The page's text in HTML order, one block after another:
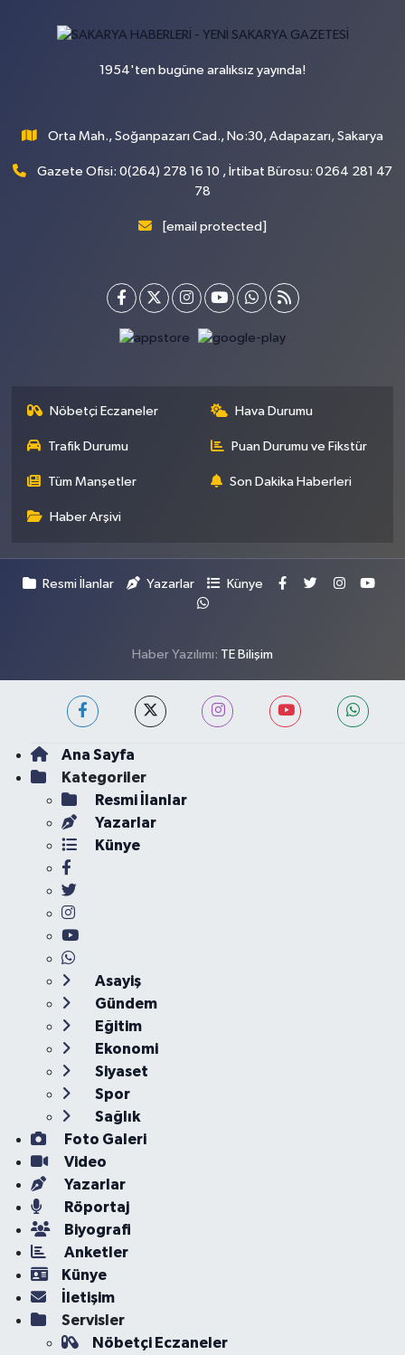
1954'ten bugüne aralıksız yayında!
Orta Mah., Soğanpazarı Cad., No:30, Adapazarı, Sakarya
Gazete Ofisi: 0(264) 278 16 10 , İrtibat Bürosu: 0264 281 47
78
[email protected]
Nöbetçi Eczaneler Hava Durumu
Trafik Durumu Puan Durumu ve Fikstür
Tüm Manşetler Son Dakika Haberleri
Haber Arşivi
Resmi İlanlar Yazarlar Künye
Haber Yazılımı: TE Bilişim
Ana Sayfa
Kategoriler
Resmi İlanlar
Yazarlar
Künye
Asayiş
Gündem
Eğitim
Ekonomi
Siyaset
Spor
Sağlık
Foto Galeri
Video
Yazarlar
Röportaj
Biyografi
Anketler
Künye
İletişim
Servisler
Nöbetçi Eczaneler